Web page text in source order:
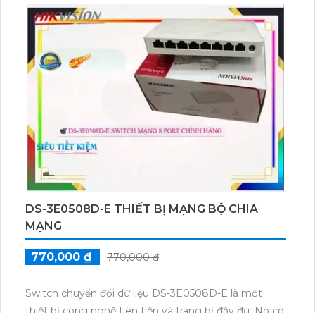
Switch cũng hỗ trợ chức năng VLAN, giúp tiết kiệm
băng thông và tăng cường bảo mật. Ngoài ra, thiết
bị còn có khả năng quản lý thông qua giao diện web
tiện lợi. Tất cả những tính năng này giúp Switch DS-
3E0508-E(B) trở thành một giải pháp lý tưởng cho
việc xây dựng hệ thống mạng trong các công ty và
văn phòng.
DS-3E0508D-E THIẾT BỊ MẠNG BỘ CHIA
MẠNG
770,000 ₫ 770,000 ₫
Switch chuyển đổi dữ liệu DS-3E0508D-E là một